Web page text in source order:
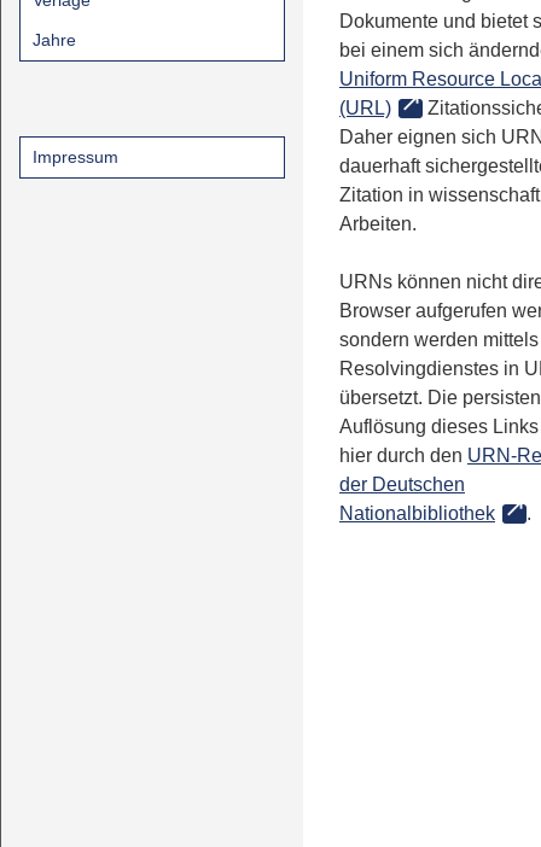
Jahre
Impressum
Dokumente und bietet
bei einem sich
Uniform Resource
(URL)
Daher eignen sich
dauerhaft
Zitation in
Arbeiten.
URNs können nicht
Browser aufgerufen
sondern werden
Resolvingdienstes in
übersetzt. Die
Auflösung dieses
hier durch den URN-
der Deutschen
Nationalbibliothek
.